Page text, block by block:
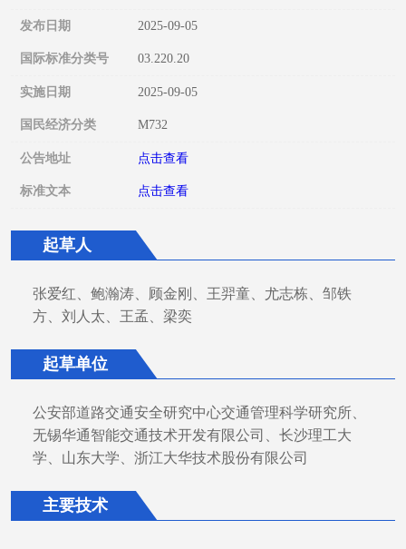
发布日期 2025-09-05
国际标准分类号 03.220.20
实施日期 2025-09-05
国民经济分类 M732
公告地址 点击查看
标准文本 点击查看
起草人
张爱红、鲍瀚涛、顾金刚、王羿童、尤志栋、邹铁
方、刘人太、王孟、梁奕
起草单位
公安部道路交通安全研究中心交通管理科学研究所、
无锡华通智能交通技术开发有限公司、长沙理工大
学、山东大学、浙江大华技术股份有限公司
主要技术